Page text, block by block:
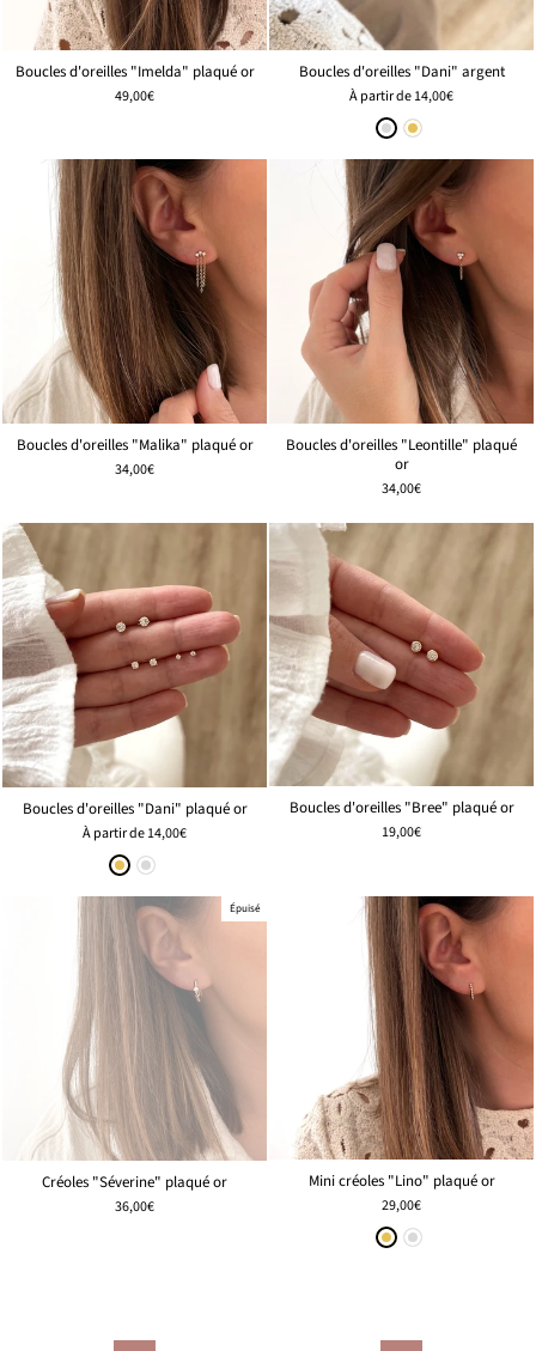
Boucles d'oreilles "Imelda" plaqué or
49,00€
Boucles d'oreilles "Dani" argent
À partir de14,00€
Boucles d'oreilles "Malika" plaqué or
34,00€
Boucles d'oreilles "Leontille" plaqué
or
34,00€
Boucles d'oreilles "Dani" plaqué or
À partir de14,00€
Boucles d'oreilles "Bree" plaqué or
19,00€
Épuisé
Créoles "Séverine" plaqué or
36,00€
Mini créoles "Lino" plaqué or
29,00€